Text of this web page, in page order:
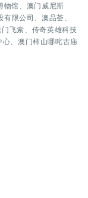
物馆、澳门威尼斯
限公司、澳品荟、
飞索、传奇英雄科技
、澳门柿山哪咤古庙